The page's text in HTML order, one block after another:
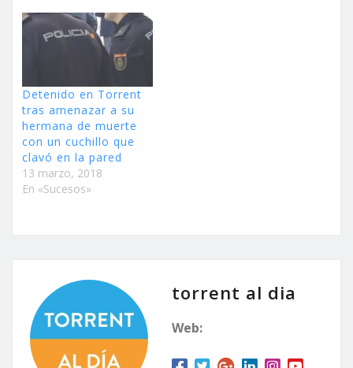
Detenido en Torrent
tras amenazar a su
hermana de muerte
con un cuchillo que
clavó en la pared
13 marzo, 2018
En «Sucesos»
torrent al dia
Web: